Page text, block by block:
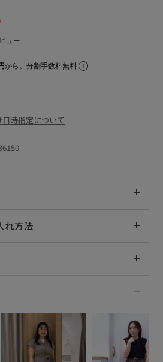
ュー
から。分割手数料無料
時指定について
れ方法